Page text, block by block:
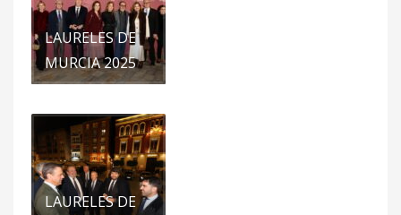
LAURELES DE
MURCIA 2025
LAURELES DE